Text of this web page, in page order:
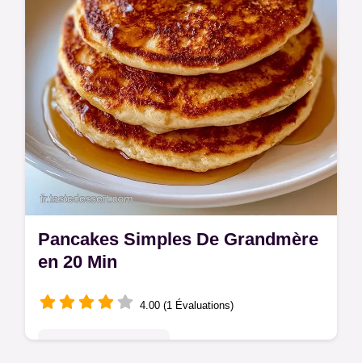
Pancakes Simples De Grandmère
en 20 Min
4.00 (1 Évaluations)